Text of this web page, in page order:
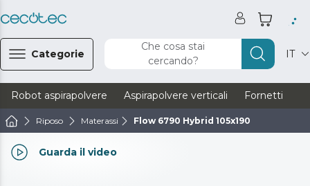
Categorie
Che cosa stai
cercando?
IT
Robot aspirapolvere Aspirapolvere verticali Fornetti
Riposo Materassi Flow 6790 Hybrid 105x190
Guarda il video